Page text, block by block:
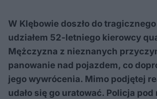
W Klębowie doszło do
udziałem 52-letniego kierowcy
Mężczyzna z nieznanych
panowanie nad pojazdem, co
jego wywrócenia. Mimo podjętej
udało się go uratować. Policja pod